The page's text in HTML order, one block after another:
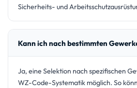
Sicherheits- und
Kann ich nach bestimmten
Ja, eine Selektion nach spezifischen
WZ-Code-Systematik möglich. So